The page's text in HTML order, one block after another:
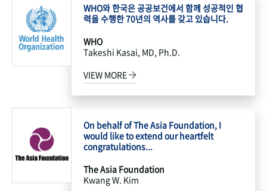
WHO와 한국은 공공보건에서 함께 성공적인 협
력을 수행한 70년의 역사를 갖고 있습니다.
WHO
Takeshi Kasai, MD, Ph.D.
VIEW MORE
On behalf of The Asia Foundation, I
would like to extend our heartfelt
congratulations...
The Asia Foundation
Kwang W. Kim